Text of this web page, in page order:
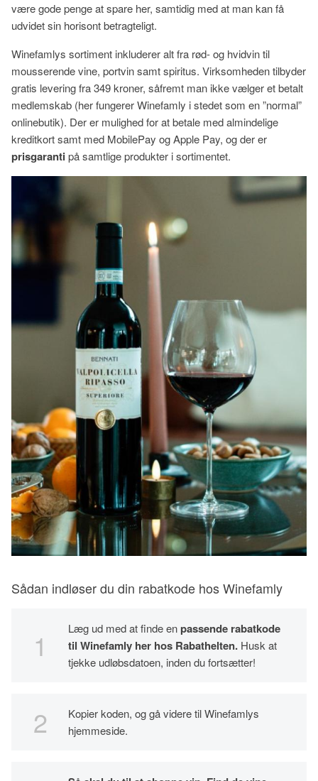
være gode penge at spare her, samtidig med at man kan få
udvidet sin horisont betragteligt.
Winefamlys sortiment inkluderer alt fra rød- og hvidvin til
mousserende vine, portvin samt spiritus. Virksomheden tilbyder
gratis levering fra 349 kroner, såfremt man ikke vælger et betalt
medlemskab (her fungerer Winefamly i stedet som en ”normal”
onlinebutik). Der er mulighed for at betale med almindelige
kreditkort samt med MobilePay og Apple Pay, og der er
prisgaranti på samtlige produkter i sortimentet.
Sådan indløser du din rabatkode hos Winefamly
Læg ud med at finde enpassende rabatkode
til Winefamly her hos Rabathelten. Husk at
tjekke udløbsdatoen, inden du fortsætter!
Kopier koden, og gå videre til Winefamlys
hjemmeside.